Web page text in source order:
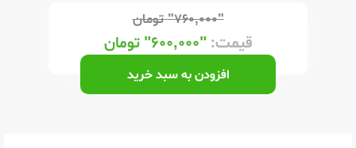
"۷۶۰,۰۰۰" تومان
قیمت:"۶۰۰,۰۰۰" تومان
افزودن به سبد خرید